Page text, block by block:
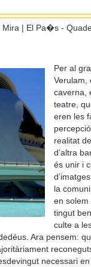
Mira | El Pa�s -
Per al
Verulam,
caverna,
teatre,
eren les
realitat
d’altra
és unir i
la
en solem
tingut
culte a
Ara pensem:
necessari